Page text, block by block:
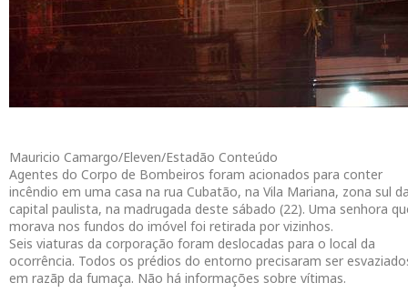
Mauricio Camargo/Eleven/Estadão Conteúdo
Agentes do Corpo de Bombeiros foram acionados para conter
incêndio em uma casa na rua Cubatão, na Vila Mariana, zona sul
capital paulista, na madrugada deste sábado (22). Uma senhora
morava nos fundos do imóvel foi retirada por vizinhos.
Seis viaturas da corporação foram deslocadas para o local da
ocorrência. Todos os prédios do entorno precisaram ser
em razãp da fumaça. Não há informações sobre vítimas.